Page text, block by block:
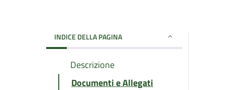
INDICE DELLA PAGINA
Descrizione
Documenti e Allegati